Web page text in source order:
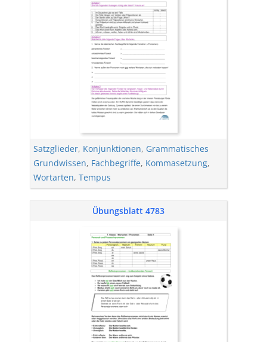
Satzglieder, Konjunktionen, Grammatisches
Grundwissen, Fachbegriffe, Kommasetzung,
Wortarten, Tempus
Übungsblatt 4783